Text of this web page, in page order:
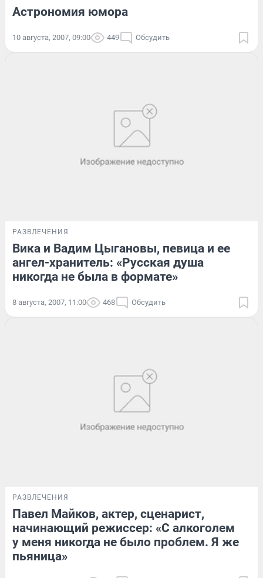
Астрономия юмора
10 августа, 2007, 09:00 449 Обсудить
РАЗВЛЕЧЕНИЯ
Вика и Вадим Цыгановы, певица и ее
ангел-хранитель: «Русская душа
никогда не была в формате»
8 августа, 2007, 11:00 468 Обсудить
РАЗВЛЕЧЕНИЯ
Павел Майков, актер, сценарист,
начинающий режиссер: «С алкоголем
у меня никогда не было проблем. Я же
пьяница»